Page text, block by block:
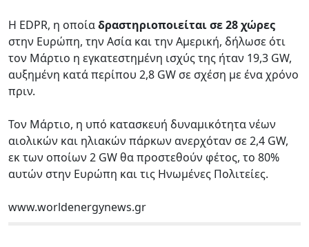
Η EDPR, η οποίαδραστηριοποιείται σε 28 χώρες
στην Ευρώπη, την Ασία και την Αμερική, δήλωσε ότι
τον Μάρτιο η εγκατεστημένη ισχύς της ήταν 19,3 GW,
αυξημένη κατά περίπου 2,8 GW σε σχέση με ένα χρόνο
πριν.
Τον Μάρτιο, η υπό κατασκευή δυναμικότητα νέων
αιολικών και ηλιακών πάρκων ανερχόταν σε 2,4 GW,
εκ των οποίων 2 GW θα προστεθούν φέτος, το 80%
αυτών στην Ευρώπη και τις Ηνωμένες Πολιτείες.
www.worldenergynews.gr